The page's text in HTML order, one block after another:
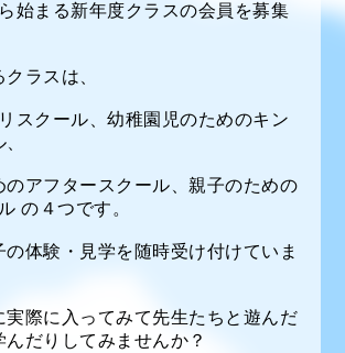
始まる新年度クラスの会員を募集
ラスは、
スクール、幼稚園児のためのキン
のアフタースクール、親子のための
の４つです。
の体験・見学を随時受け付けていま
実際に入ってみて先生たちと遊んだ
んだりしてみませんか？